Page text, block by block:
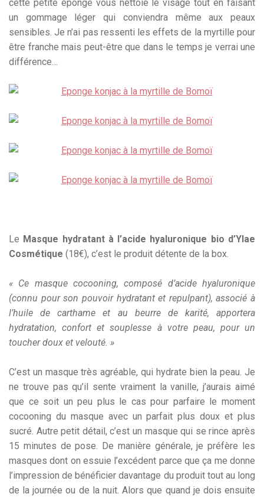
cette petite éponge vous nettoie le visage tout en faisant
un gommage léger qui conviendra même aux peaux
sensibles. Je n’ai pas ressenti les effets de la myrtille pour
être franche mais peut-être que dans le temps je verrai une
différence…
Le Masque hydratant à l’acide hyaluronique bio d’Ylae
Cosmétique (18€), c’est le produit détente de la box.
« Ce masque cocooning, composé d’acide hyaluronique
(connu pour son pouvoir hydratant et repulpant), associé à
l’huile de carthame et au beurre de karité, apportera
hydratation, confort et souplesse à votre peau, pour un
toucher doux et velouté. »
C’est un masque très agréable, qui hydrate bien la peau. Je
ne trouve pas qu’il sente vraiment la vanille, j’aurais aimé
que ce soit un peu plus le cas pour parfaire le moment
cocooning du masque avec un parfait plus doux et plus
sucré. Autre petit détail, c’est un masque qui se rince après
15 minutes de pose. De manière générale, je préfère les
masques dont on essuie l’excédent parce que ça me donne
l’impression de bénéficier davantage du produit tout au long
de la journée ou de la nuit. Alors que quand je dois ensuite